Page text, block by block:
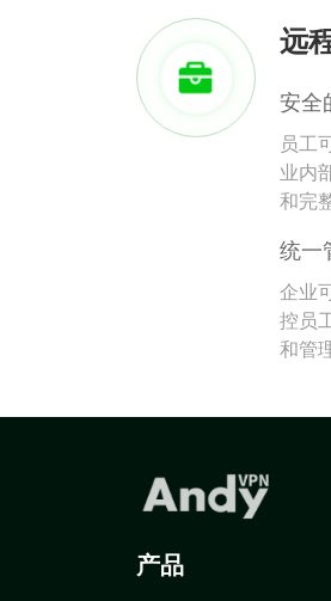
远
安全
员工
业内
和完
统一
企业
控员
和管
产品